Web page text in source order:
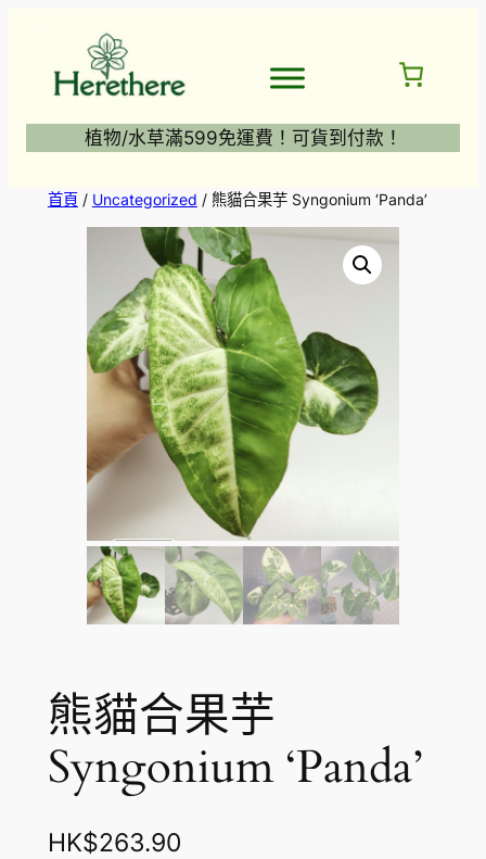
植物/水草滿599免運費！可貨到付款！
首頁/ Uncategorized / 熊貓合果芋 Syngonium ‘Panda’
熊貓合果芋
Syngonium ‘Panda’
HK$263.90